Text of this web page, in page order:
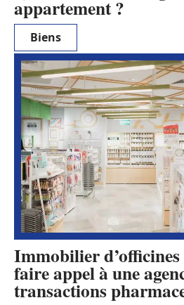
appartement ?
Biens
Immobilier
faire appel à une
transactions